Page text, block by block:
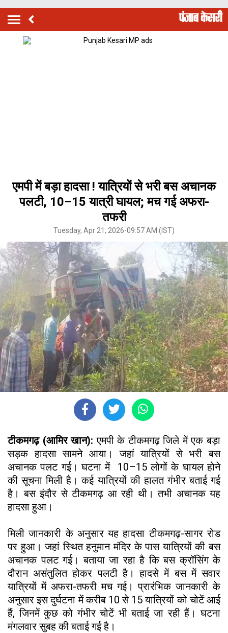
एमपी में बड़ा हादसा ! यात्रियों से भरी बस अचानक
पलटी, 10–15 यात्री घायल; मच गई अफरा-
तफरी
Tuesday, Apr 21, 2026-09:57 AM (IST)
टीकमगढ़ (आमिर खान):एमपी के टीकमगढ़ जिले में एक बड़ा
सड़क हादसा सामने आया। जहां यात्रियों से भरी बस
अचानक पलट गई। घटना में 10–15 लोगों के घायल होने
की सूचना मिली है। कई यात्रियों की हालत गंभीर बताई गई
है। बस इंदौर से टीकमगढ़ आ रही थी। तभी अचानक यह
हादसा हुआ।
मिली जानकारी के अनुसार यह हादसा टीकमगढ़-सागर रोड
पर हुआ। जहां स्थित हनुमान मंदिर के पास यात्रियों की बस
अचानक पलट गई। बताया जा रहा है कि बस क्रॉसिंग के
दौरान असंतुलित होकर पलटी है। हादसे में बस में सवार
यात्रियों में अफरा-तफरी मच गई। प्रारंभिक जानकारी के
अनुसार इस दुर्घटना में करीब 10 से 15 यात्रियों को चोटें आई
हैं, जिनमें कुछ को गंभीर चोटें भी बताई जा रही हैं। घटना
मंगलवार सुबह की बताई गई है।